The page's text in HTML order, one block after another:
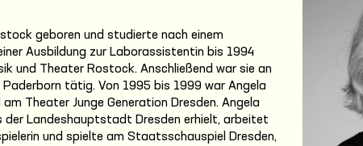
geboren und studierte nach einem
Ausbildung zur Laborassistentin bis 1994
und Theater Rostock. Anschließend war sie an
tätig. Von 1995 bis 1999 war Angela
Theater Junge Generation Dresden. Angela
der Landeshauptstadt Dresden erhielt, arbeitet
und spielte am Staatsschauspiel Dresden,